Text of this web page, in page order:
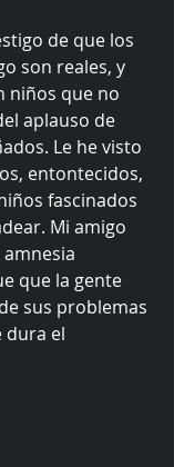
de que los
son reales, y
niños que no
aplauso de
Le he visto
entontecidos,
fascinados
Mi amigo
que la gente
sus problemas
dura el